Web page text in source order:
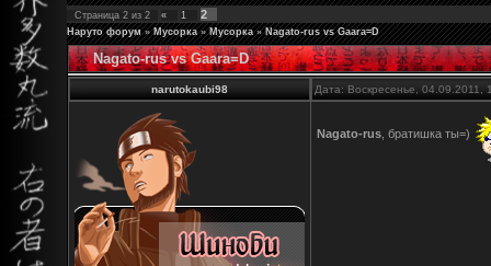
Страница 2 из 2 « 1 2
Наруто форум » Мусорка » Мусорка » Nagato-rus vs Gaara=D
Nagato-rus vs Gaara=D
narutokaubi98 Дата: Воскресенье,
Nagato-rus , братишка ты=)